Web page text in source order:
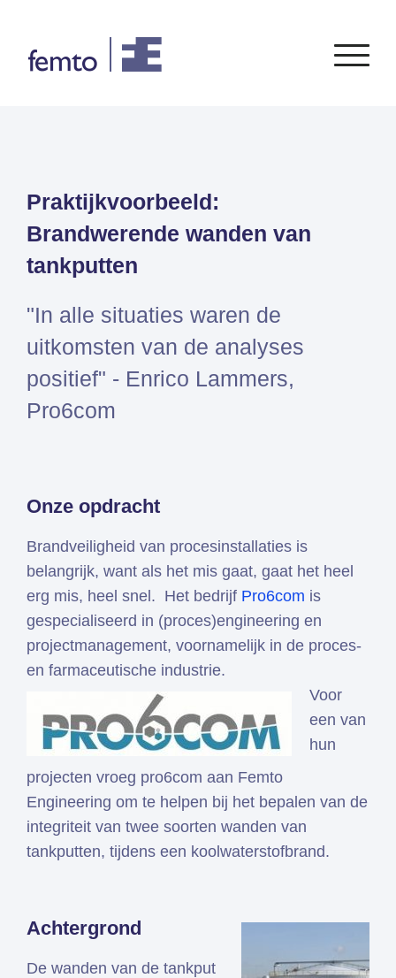
CONSULTANCY DIENSTEN
FEA
CFD
Systeemsimulaties
Design optimalisatie
Certificering
SIEMENS
PORTFOLIO
Simcenter
STAR-
CCM+
Amesim
Altair
HyperWorks
Altair
SimSolid
Altair
PhysicsAI
Advies
Femto is Expert Partner van
Siemens
Praktijkvoorbeeld:
Brandwerende wanden van
tankputten
"In alle situaties waren de
uitkomsten van de analyses
positief" - Enrico Lammers,
Pro6com
Onze opdracht
Brandveiligheid van procesinstallaties is
belangrijk, want als het mis gaat, gaat het heel
erg mis, heel snel. Het bedrijf Pro6com is
gespecialiseerd in (proces)engineering en
projectmanagement, voornamelijk in de proces-
en farmaceutische industrie.
Voor
een van
hun
projecten vroeg pro6com aan Femto
Engineering om te helpen bij het bepalen van de
integriteit van twee soorten wanden van
tankputten, tijdens een koolwaterstofbrand.
Achtergrond
De wanden van de tankput